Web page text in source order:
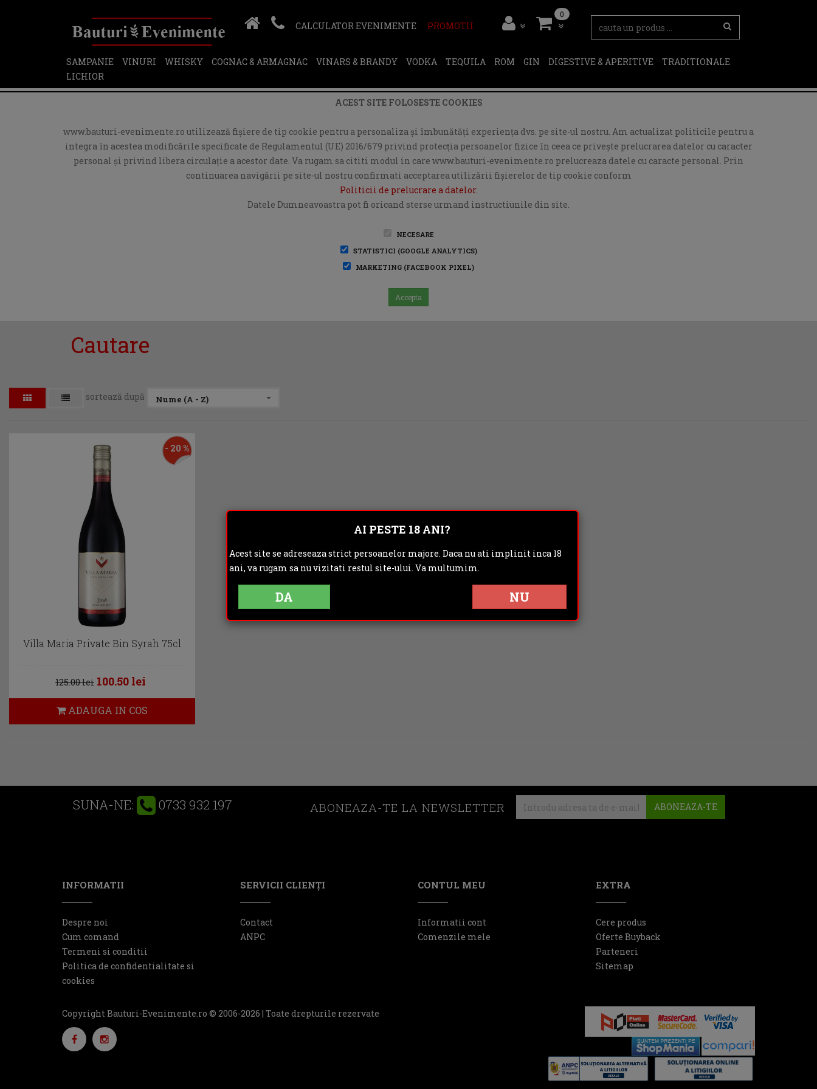
CALCULATOR EVENIMENTE PROMOTII
0
SAMPANIE VINURI WHISKY COGNAC & ARMAGNAC VINARS & BRANDY VODKA TEQUILA ROM GIN DIGESTIVE & APERITIVE
TRADITIONALE
LICHIOR
ACEST SITE FOLOSESTE COOKIES
www.bauturi-evenimente.ro utilizează fişiere de tip cookie pentru a personaliza și îmbunătăți experiența dvs. pe site-ul nostru. Am actualizat politicile pentru a
integra în acestea modificările specificate de Regulamentul (UE) 2016/679 privind protecția persoanelor fizice în ceea ce privește prelucrarea datelor cu caracter
personal și privind libera circulație a acestor date. Va rugam sa cititi modul in care www.bauturi-evenimente.ro prelucreaza datele cu caracte personal. Prin
continuarea navigării pe site-ul nostru confirmati acceptarea utilizării fişierelor de tip cookie conform
Politicii de prelucrare a datelor.
Datele Dumneavoastra pot fi oricand sterse urmand instructiunile din site.
NECESARE
STATISTICI (GOOGLE ANALYTICS)
MARKETING (FACEBOOK PIXEL)
Accepta
Cautare
sortează după Nume (A - Z)
- 20 %
Villa Maria Private Bin Syrah 75cl
125.00 lei 100.50 lei
ADAUGA IN COS
SUNA-NE: 0733 932 197 ABONEAZA-TE LA NEWSLETTER ABONEAZA-TE
INFORMATII
Despre noi
Cum comand
Termeni si conditii
Politica de confidentialitate si
cookies
SERVICII CLIENŢI
Contact
ANPC
CONTUL MEU
Informatii cont
Comenzile mele
EXTRA
Cere produs
Oferte Buyback
Parteneri
Sitemap
Copyright Bauturi-Evenimente.ro © 2006-2026 | Toate drepturile rezervate
AI PESTE 18 ANI?
Acest site se adreseaza strict persoanelor majore. Daca nu ati implinit inca 18
ani, va rugam sa nu vizitati restul site-ului. Va multumim.
DA NU